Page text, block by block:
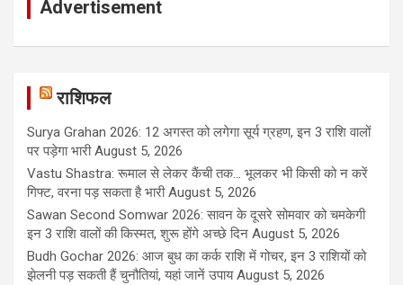
Advertisement
राशिफल
Surya Grahan 2026: 12 अगस्त को लगेगा सूर्य ग्रहण, इन 3 राशि वालों
पर पड़ेगा भारी August 5, 2026
Vastu Shastra: रूमाल से लेकर कैंची तक... भूलकर भी किसी को न करें
गिफ्ट, वरना पड़ सकता है भारी August 5, 2026
Sawan Second Somwar 2026: सावन के दूसरे सोमवार को चमकेगी
इन 3 राशि वालों की किस्मत, शुरू होंगे अच्छे दिन August 5, 2026
Budh Gochar 2026: आज बुध का कर्क राशि में गोचर, इन 3 राशियों को
झेलनी पड़ सकती हैं चुनौतियां, यहां जानें उपाय August 5, 2026